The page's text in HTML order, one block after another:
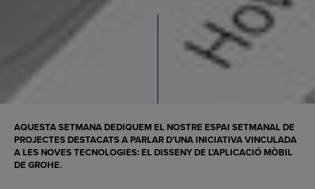
AQUESTA SETMANA DEDIQUEM EL NOSTRE ESPAI SETMANAL DE
PROJECTES DESTACATS A PARLAR D’UNA INICIATIVA VINCULADA
A LES NOVES TECNOLOGIES: EL DISSENY DE L’APLICACIÓ MÒBIL
DE GROHE.